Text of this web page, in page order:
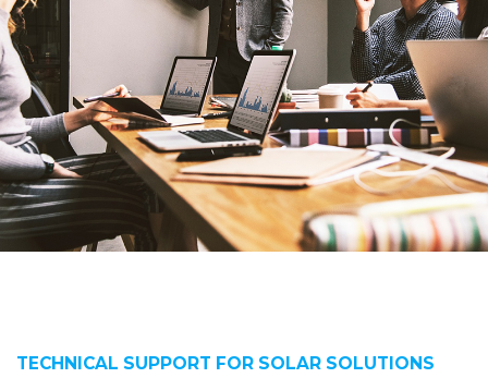
TECHNICAL SUPPORT FOR SOLAR SOLUTIONS